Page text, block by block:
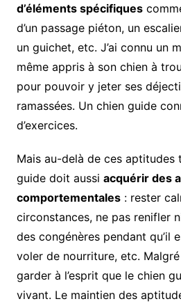
d’éléments spécifiques
d’un passage piéton, un
un guichet, etc. J’ai connu un
même appris à son chien à
pour pouvoir y jeter ses
ramassées. Un chien guide
d’exercices.
Mais au-delà de ces aptitudes
guide doit aussi acquérir des
comportementales: rester
circonstances, ne pas renifler
des congénères pendant qu’il
voler de nourriture, etc.
garder à l’esprit que le chien
vivant. Le maintien des